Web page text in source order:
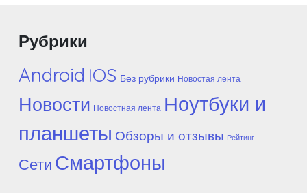
Рубрики
Android IOS Без рубрики Новостая лента
Новости Новостная лента Ноутбуки и
планшеты Обзоры и отзывы Рейтинг
Сети Смартфоны